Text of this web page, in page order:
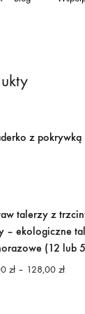
z pokrywką
talerzy z
– ekologiczne
(12 lub
zł – 128,00 złZakres